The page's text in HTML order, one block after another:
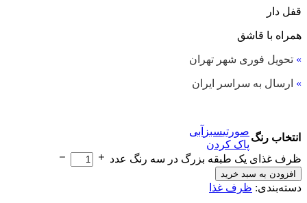
قفل دار
همراه با قاشق
» تحویل فوری شهر تهران
» ارسال به سراسر ایران
انتخاب رنگ
صورتیسبز آبی
پاک کردن
ظرف غذای یک طبقه بزرگ در سه رنگ عدد
افزودن به سبد خرید
دسته‌بندی: ظرف غذا